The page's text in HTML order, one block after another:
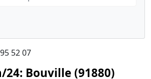
52 07
24: Bouville (91880)